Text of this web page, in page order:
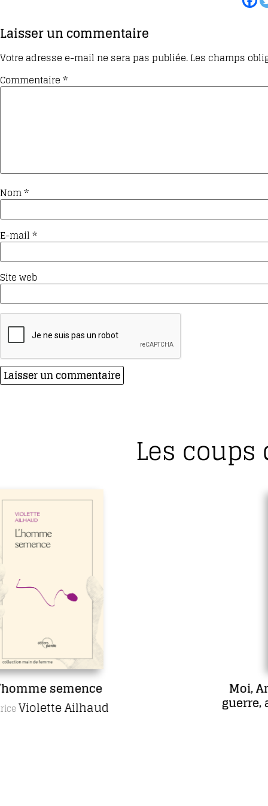
Laisser un commentaire
Votre adresse e-mail ne sera pas publiée.Les champs
Commentaire*
Nom*
E-mail*
Site web
Les
Moi, Ambroise Paré, chirurgien de
guerre, aimé des rois et des pauvres